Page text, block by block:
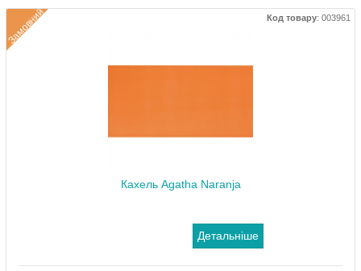
Поверхня: Глянцевий
Колір: Помаранчевий
Замовний Код товару: 003961
Кахель Agatha Naranja
Детальніше